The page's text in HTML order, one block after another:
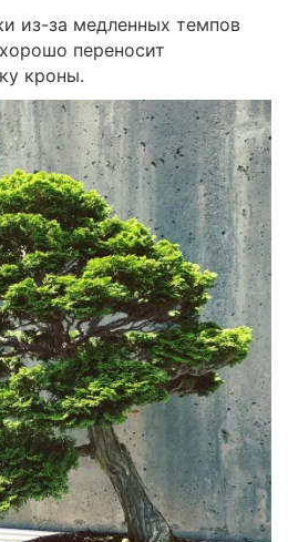
из-за медленных темпов
переносит
кроны.